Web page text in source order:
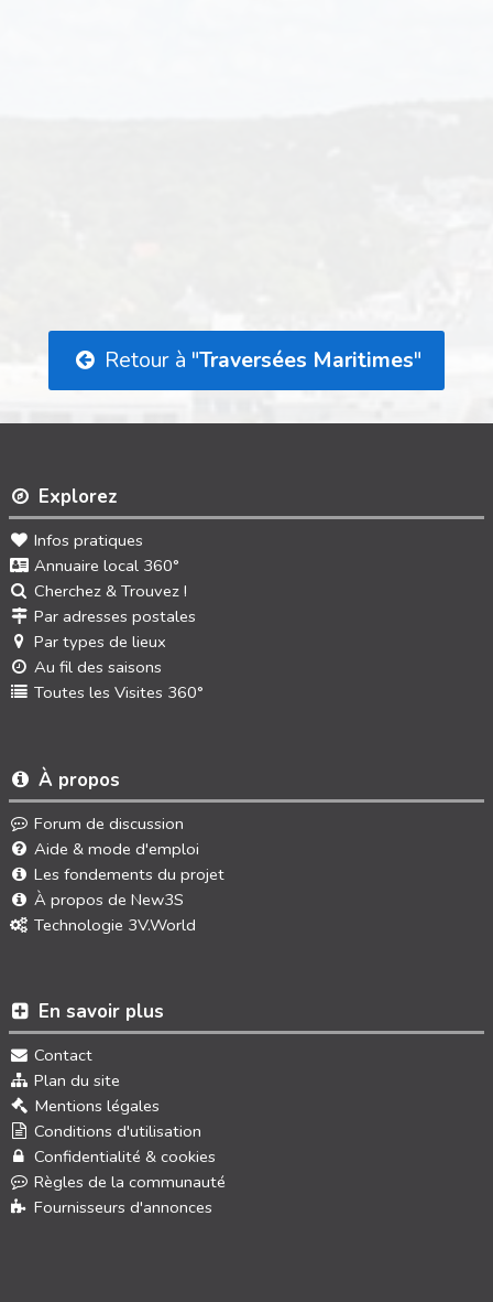
Retour à "Traversées Maritimes"
En savoir plus
Contact
Plan du site
Mentions légales
Conditions d'utilisation
Confidentialité & cookies
Règles de la communauté
Fournisseurs d'annonces
Explorez
Infos pratiques
Annuaire local 360°
Cherchez & Trouvez !
Par adresses postales
Par types de lieux
Au fil des saisons
Toutes les Visites 360°
À propos
Forum de discussion
Aide & mode d'emploi
Les fondements du projet
À propos de New3S
Technologie 3V.World